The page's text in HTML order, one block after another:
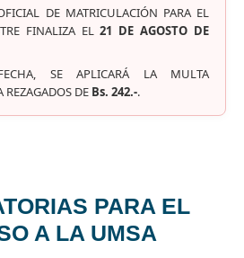
DE MATRICULACIÓN PARA EL
FINALIZA EL21 DE AGOSTO DE
SE APLICARÁ LA MULTA
REZAGADOS DE Bs. 242.-.
PARA EL
A LA UMSA